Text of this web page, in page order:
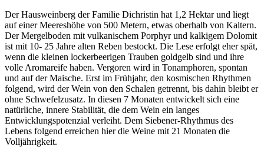
Der Hausweinberg der Familie Dichristin hat 1,2 Hektar und liegt
auf einer Meereshöhe von 500 Metern, etwas oberhalb von Kaltern.
Der Mergelboden mit vulkanischem Porphyr und kalkigem Dolomit
ist mit 10- 25 Jahre alten Reben bestockt. Die Lese erfolgt eher spät,
wenn die kleinen lockerbeerigen Trauben goldgelb sind und ihre
volle Aromareife haben. Vergoren wird in Tonamphoren, spontan
und auf der Maische. Erst im Frühjahr, den kosmischen Rhythmen
folgend, wird der Wein von den Schalen getrennt, bis dahin bleibt er
ohne Schwefelzusatz. In diesen 7 Monaten entwickelt sich eine
natürliche, innere Stabilität, die dem Wein ein langes
Entwicklungspotenzial verleiht. Dem Siebener-Rhythmus des
Lebens folgend erreichen hier die Weine mit 21 Monaten die
Volljährigkeit.